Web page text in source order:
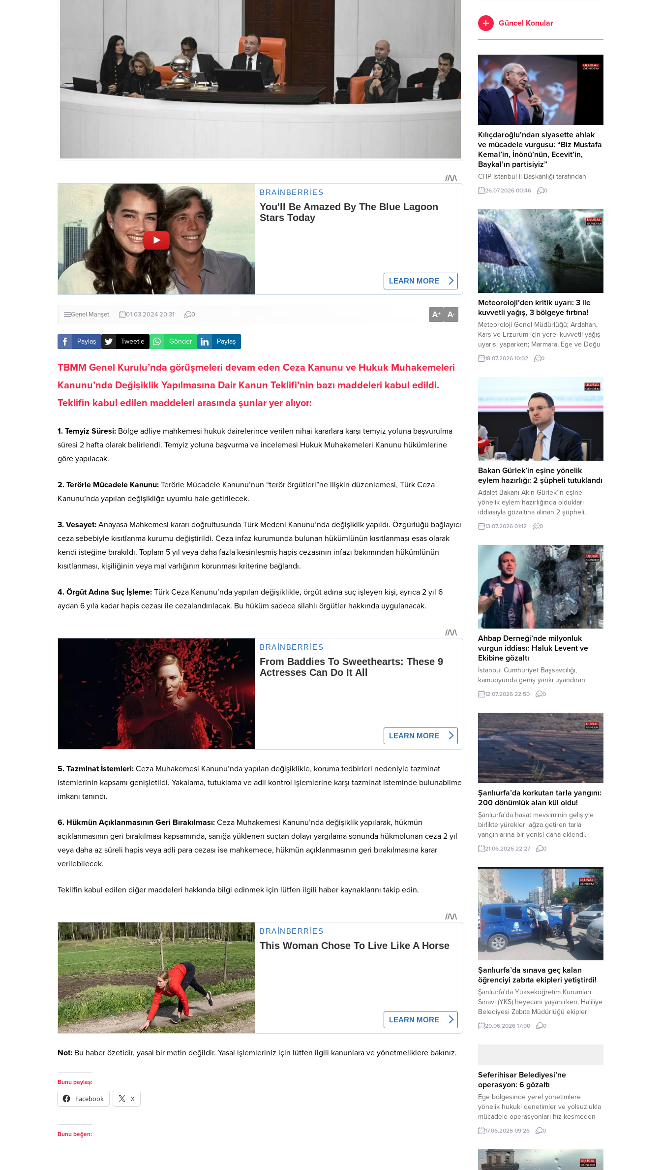
Genel Manşet 01.03.2024 20:31 0 A+ A-
Paylaş Tweetle Gönder Paylaş
TBMM Genel Kurulu’nda görüşmeleri devam eden Ceza Kanunu ve Hukuk Muhakemeleri
Kanunu’nda Değişiklik Yapılmasına Dair Kanun Teklifi’nin bazı maddeleri kabul edildi.
Teklifin kabul edilen maddeleri arasında şunlar yer alıyor:
1. Temyiz Süresi: Bölge adliye mahkemesi hukuk dairelerince verilen nihai kararlara karşı temyiz yoluna başvurulma
süresi 2 hafta olarak belirlendi. Temyiz yoluna başvurma ve incelemesi Hukuk Muhakemeleri Kanunu hükümlerine
göre yapılacak.
2. Terörle Mücadele Kanunu: Terörle Mücadele Kanunu’nun “terör örgütleri”ne ilişkin düzenlemesi, Türk Ceza
Kanunu’nda yapılan değişikliğe uyumlu hale getirilecek.
3. Vesayet: Anayasa Mahkemesi kararı doğrultusunda Türk Medeni Kanunu’nda değişiklik yapıldı. Özgürlüğü bağlayıcı
ceza sebebiyle kısıtlanma kurumu değiştirildi. Ceza infaz kurumunda bulunan hükümlünün kısıtlanması esas olarak
kendi isteğine bırakıldı. Toplam 5 yıl veya daha fazla kesinleşmiş hapis cezasının infazı bakımından hükümlünün
kısıtlanması, kişiliğinin veya mal varlığının korunması kriterine bağlandı.
4. Örgüt Adına Suç İşleme: Türk Ceza Kanunu’nda yapılan değişiklikle, örgüt adına suç işleyen kişi, ayrıca 2 yıl 6
aydan 6 yıla kadar hapis cezası ile cezalandırılacak. Bu hüküm sadece silahlı örgütler hakkında uygulanacak.
5. Tazminat İstemleri: Ceza Muhakemesi Kanunu’nda yapılan değişiklikle, koruma tedbirleri nedeniyle tazminat
istemlerinin kapsamı genişletildi. Yakalama, tutuklama ve adli kontrol işlemlerine karşı tazminat isteminde bulunabilme
imkanı tanındı.
6. Hükmün Açıklanmasının Geri Bırakılması: Ceza Muhakemesi Kanunu’nda değişiklik yapılarak, hükmün
açıklanmasının geri bırakılması kapsamında, sanığa yüklenen suçtan dolayı yargılama sonunda hükmolunan ceza 2 yıl
veya daha az süreli hapis veya adli para cezası ise mahkemece, hükmün açıklanmasının geri bırakılmasına karar
verilebilecek.
Teklifin kabul edilen diğer maddeleri hakkında bilgi edinmek için lütfen ilgili haber kaynaklarını takip edin.
Not: Bu haber özetidir, yasal bir metin değildir. Yasal işlemleriniz için lütfen ilgili kanunlara ve yönetmeliklere bakınız.
Bunu paylaş:
Facebook X
Bunu beğen:
Güncel Konular
Kılıçdaroğlu’ndan siyasette ahlak
ve mücadele vurgusu: “Biz Mustafa
Kemal’in, İnönü’nün, Ecevit’in,
Baykal’ın partisiyiz”
CHP İstanbul İl Başkanlığı tarafından
düzenlenen Üye Katılım Töreni’nde
konuşan Kemal Kılıçdaroğlu; partinin
beşli çetelerle mücadeleden Aile
Destekleri Sigortası’na kadar birçok kritik
konuda sert ve net mesajlar verdi. Haber
Merkezi – CHP Genel Başkanı Kemal
Kılıçdaroğlu, Rauf Denktaş Kültür
Merkezi’nde gerçekleştirilen ve yeni
üyelere rozetlerinin takıldığı...
26.07.2026 00:46 0
Meteoroloji’den kritik uyarı: 3 ile
kuvvetli yağış, 3 bölgeye fırtına!
Meteoroloji Genel Müdürlüğü; Ardahan,
Kars ve Erzurum için yerel kuvvetli yağış
uyarısı yaparken; Marmara, Ege ve Doğu
Anadolu’nun belirli kesimlerinde ise
saatte 60 kilometre hıza ulaşabilecek
tedbirli olmaya çağırdı. Haber Merkezi –
Çevre, Şehircilik ve İklim Değişikliği
Bakanlığı Meteoroloji Genel Müdürlüğü,
ülke genelini kapsayan son hava...
18.07.2026 10:02 0
Bakan Gürlek’in eşine yönelik
eylem hazırlığı: 2 şüpheli tutuklandı
Adalet Bakanı Akın Gürlek’in eşine
yönelik eylem hazırlığında oldukları
iddiasıyla gözaltına alınan 2 şüpheli,
çıkarıldıkları mahkemece tutuklanarak
cezaevine gönderildi. Haber Merkezi –
tarafından yürütülen geniş kapsamlı
soruşturma çerçevesinde gözaltına
alınan şüphelilerin emniyetteki işlemleri
tamamlandı. Güvenlik birimlerindeki
sorgularının ardından yoğun güvenlik
önlemleri altında adliyeye sevk edilen
U.Y. ve...
13.07.2026 01:12 0
Ahbap Derneği’nde milyonluk
vurgun iddiası: Haluk Levent ve
Ekibine gözaltı
İstanbul Cumhuriyet Başsavcılığı,
kamuoyunda geniş yankı uyandıran
Ahbap Derneği’ne yönelik kapsamlı bir
soruşturma başlattığını ve Dernek
şüphelilerin gözaltına alındığını açıkladı.
Yürütülen tahkikatın “Dernekler
Kanunu’na muhalefet”, “suçtan
kaynaklanan mal varlığı değerlerini
aklama” ve “örgüt” suçlamaları
kapsamında derinleştirildiği bildirildi.
Haber Merkezi – Soruşturmanın
odağında, özellikle 6 Şubat...
12.07.2026 22:50 0
Şanlıurfa’da korkutan tarla yangını:
200 dönümlük alan kül oldu!
Şanlıurfa’da hasat mevsiminin gelişiyle
birlikte yürekleri ağza getiren tarla
yangınlarına bir yenisi daha eklendi.
Hilvan ilçesinde çıkan yangında, 50
dönümü biçilmemiş buğday olmak üzere
teslim olarak küle döndü. Haber Merkezi
– Yangın, Şanlıurfa’nın Hilvan ilçesine
bağlı Agilmuz köyünde meydana geldi.
Edinilen bilgilere göre, henüz
belirlenemeyen...
21.06.2026 22:27 0
Şanlıurfa’da sınava geç kalan
öğrenciyi zabıta ekipleri yetiştirdi!
Şanlıurfa’da Yükseköğretim Kurumları
Sınavı (YKS) heyecanı yaşanırken, Haliliye
Belediyesi Zabıta Müdürlüğü ekipleri
geleceğini belirleyecek sınava geç kalma
tehlikesiyle karşı karşıya kalan bir
yolunu tutan binlerce aday arasında,
sınav yerine zamanında ulaşamayan bir
öğrenci büyük bir panik yaşadı....
20.06.2026 17:00 0
Seferihisar Belediyesi’ne
operasyon: 6 gözaltı
Ege bölgesinde yerel yönetimlere
yönelik hukuki denetimler ve yolsuzlukla
mücadele operasyonları hız kesmeden
devam ediyor. İzmir’in turistik ilçelerinden
Seferihisar Belediyesi, sabah saatlerinde
operasyonuyla sarsıldı. Haber Merkezi –
İzmir Cumhuriyet Başsavcılığı
17.06.2026 09:26 0